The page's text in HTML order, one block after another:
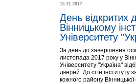
15.11.2017
День відкритих
Вінницькому
Університету
За день до завершення
листопада 2017 року у
Університету "Україна"
дверей. До стін інституту
кожного району